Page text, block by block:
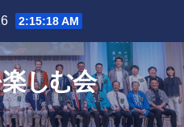
2:15:18 AM
しむ会